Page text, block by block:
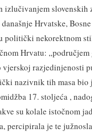
slovenskih
Hrvatske,
politički nekorektnom
Hrvatu: „područjem
vjerskoj razjedinjenosti
nazivnik tih masa
17. stoljeća ,
su kolale istočnom
percipirala je te